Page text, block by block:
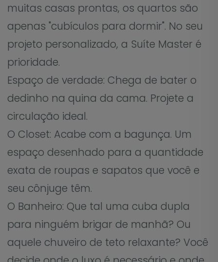
muitas casas prontas, os quartos são
apenas "cubículos para dormir". No seu
projeto personalizado, a Suíte Master é
prioridade.
Espaço de verdade: Chega de bater o
dedinho na quina da cama. Projete a
circulação ideal.
O Closet: Acabe com a bagunça. Um
espaço desenhado para a quantidade
exata de roupas e sapatos que você e
seu cônjuge têm.
O Banheiro: Que tal uma cuba dupla
para ninguém brigar de manhã? Ou
aquele chuveiro de teto relaxante? Você